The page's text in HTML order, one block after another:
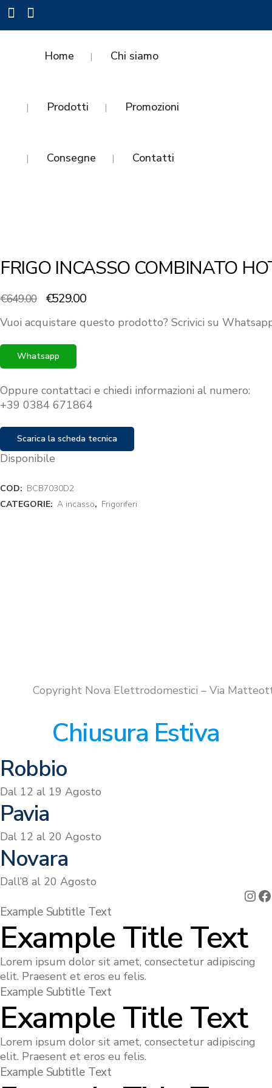
Home Chi siamo
Prodotti Promozioni
Consegne Contatti
FRIGO INCASSO COMBINATO
€649.00
Il
originale
era:
€649.00.
€529.00Il
attuale
Vuoi acquistare questo prodotto? Scrivici su
Whatsapp
Oppure contattaci e chiedi informazioni al numero:
+39 0384 671864
Scarica la scheda tecnica
Disponibile
COD: BCB7030D2
CATEGORIE: A incasso, Frigoriferi
Copyright Nova Elettrodomestici – Via
Chiusura Estiva
Robbio
Dal 12 al 19 Agosto
Pavia
Dal 12 al 20 Agosto
Novara
Dall’8 al 20 Agosto
Example Subtitle Text
Example Title Text
Lorem ipsum dolor sit amet, consectetur adipiscing
elit. Praesent et eros eu felis.
Example Subtitle Text
Example Title Text
Lorem ipsum dolor sit amet, consectetur adipiscing
elit. Praesent et eros eu felis.
Example Subtitle Text